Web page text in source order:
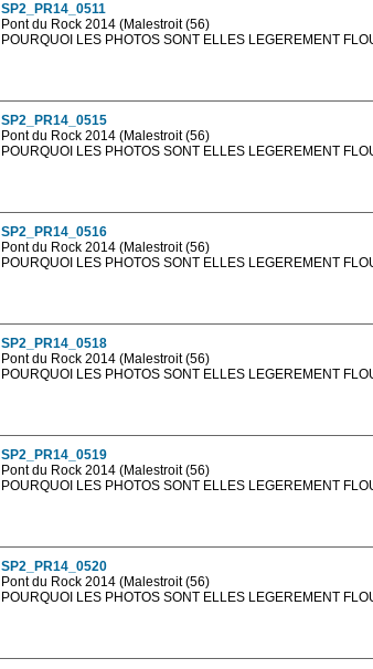
SP2_PR14_0511
Pont du Rock 2014 (Malestroit (56)
POURQUOI LES PHOTOS SONT ELLES LEGEREMENT
SP2_PR14_0515
Pont du Rock 2014 (Malestroit (56)
POURQUOI LES PHOTOS SONT ELLES LEGEREMENT
SP2_PR14_0516
Pont du Rock 2014 (Malestroit (56)
POURQUOI LES PHOTOS SONT ELLES LEGEREMENT
SP2_PR14_0518
Pont du Rock 2014 (Malestroit (56)
POURQUOI LES PHOTOS SONT ELLES LEGEREMENT
SP2_PR14_0519
Pont du Rock 2014 (Malestroit (56)
POURQUOI LES PHOTOS SONT ELLES LEGEREMENT
SP2_PR14_0520
Pont du Rock 2014 (Malestroit (56)
POURQUOI LES PHOTOS SONT ELLES LEGEREMENT